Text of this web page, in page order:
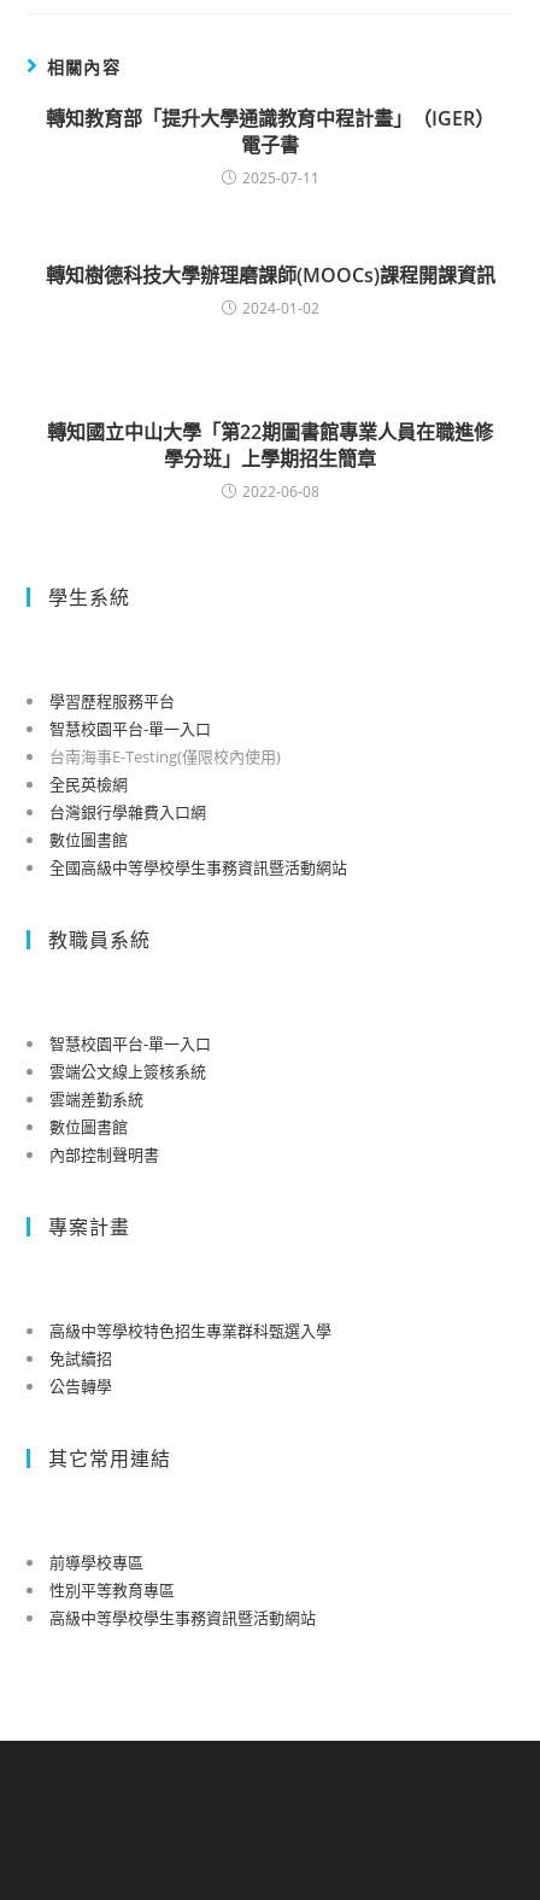
相關內容
轉知教育部「提升大學通識教育中程計畫」（IGER）
電子書
2025-07-11
轉知樹德科技大學辦理磨課師(MOOCs)課程開課資訊
2024-01-02
轉知國立中山大學「第22期圖書館專業人員在職進修
學分班」上學期招生簡章
2022-06-08
學生系統
學習歷程服務平台
智慧校園平台-單一入口
台南海事E-Testing(僅限校內使用)
全民英檢網
台灣銀行學雜費入口網
數位圖書館
全國高級中等學校學生事務資訊暨活動網站
教職員系統
智慧校園平台-單一入口
雲端公文線上簽核系統
雲端差勤系統
數位圖書館
內部控制聲明書
專案計畫
高級中等學校特色招生專業群科甄選入學
免試續招
公告轉學
其它常用連結
前導學校專區
性別平等教育專區
高級中等學校學生事務資訊暨活動網站